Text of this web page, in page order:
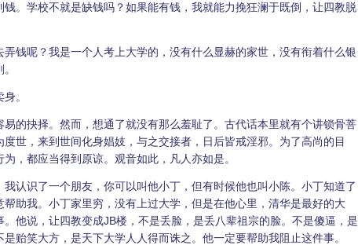
钱。学校不就是缺钱吗？如果能有钱，我就能力挽狂澜于既倒，让四教脱
弄钱呢？我是一个人考上大学的，没有什么显赫的家世，没有衔着什么银
。
易的抉择。然而，想通了就没有那么羞耻了。古代话本里就有个讲锁骨菩
世，来到世间化身娼妓，与之交接者，日后皆戒淫邪。为了高尚的目
，都应当得到原谅。观音如此，凡人亦如是。
我认识了一个朋友，你可以叫他小丁，但有时候他也叫小陈。小丁知道了
帮助我。小丁家里穷，没有上过大学，但是在他心里，清华是最好的大
。他说，让四教变成JB楼，不是丢脸，是丢八辈祖宗的脸。不是傻逼，是
贻笑大方，是天下大学人人得而诛之。他一定要帮助我阻止这件事。